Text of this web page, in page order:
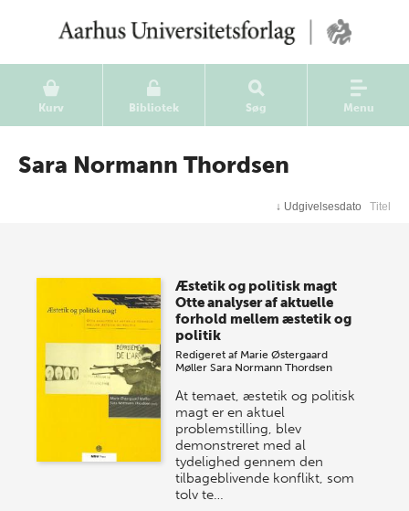
Kurv Bibliotek Søg Menu
Sara Normann Thordsen
↓ Udgivelsesdato Titel
Æstetik og politisk magt
Otte analyser af aktuelle
forhold mellem æstetik og
politik
Redigeret af Marie Østergaard
Møller Sara Normann Thordsen
At temaet, æstetik og politisk
magt er en aktuel
problemstilling, blev
demonstreret med al
tydelighed gennem den
tilbageblivende konflikt, som
tolv te…